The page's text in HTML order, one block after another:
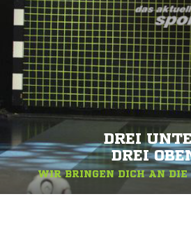
DREI
DREI
WIR BRINGEN DICH AN DIE